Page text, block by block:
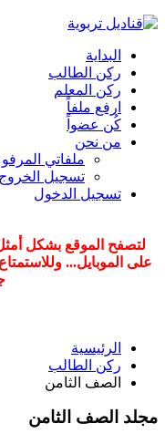
البداية
ركن الطالب
ركن المعلم
ارفع ملفاً
كُن عضواً
من نحن
ملفاتي
تسجيل الخروج
تسجيل الدخول
لتصفح الموقع بشكل
على الموبايل...
الرئيسية
ركن الطالب
الصف الثامن
مجلد الصف الثامن